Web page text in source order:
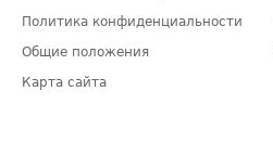
Политика конфиденциальности
Общие положения
Карта сайта